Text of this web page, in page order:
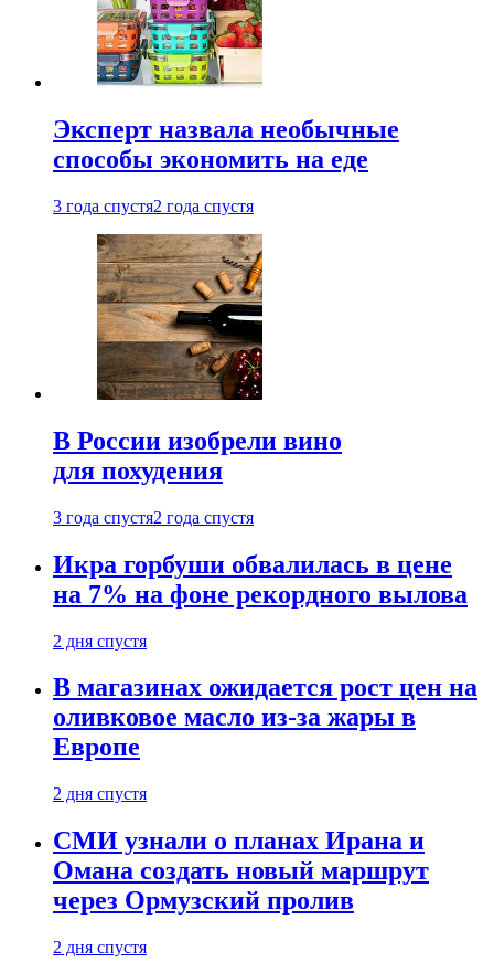
Эксперт назвала необычные
способы экономить на еде
3 года спустя2 года спустя
В России изобрели вино
для похудения
3 года спустя2 года спустя
Икра горбуши обвалилась в цене
на 7% на фоне рекордного вылова
2 дня спустя
В магазинах ожидается рост цен на
оливковое масло из-за жары в
Европе
2 дня спустя
СМИ узнали о планах Ирана и
Омана создать новый маршрут
через Ормузский пролив
2 дня спустя